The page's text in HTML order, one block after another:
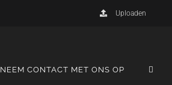
Uploaden
NEEM CONTACT MET ONS OP